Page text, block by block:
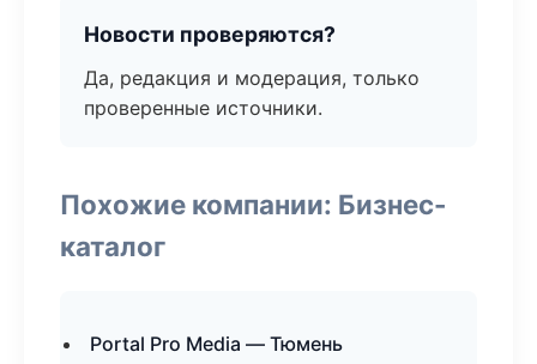
Новости проверяются?
Да, редакция и модерация, только
проверенные источники.
Похожие компании: Бизнес-
каталог
Portal Pro Media — Тюмень